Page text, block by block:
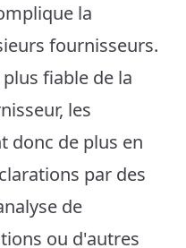
la
fournisseurs.
fiable de la
les
donc de plus en
par des
de
ou d'autres